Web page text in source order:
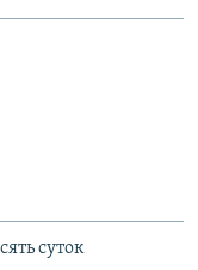
суток